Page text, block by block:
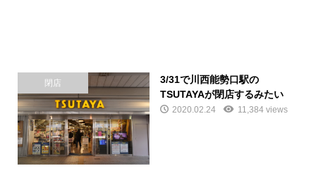
閉店
3/31で川西能勢口駅の
TSUTAYAが閉店するみたい
2020.02.24 11,384 views